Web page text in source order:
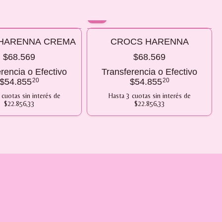
2 O MÁS
CREMA
$68.569
o Efectivo
$54.85520
cuotas sin interés de
$22.856,33
COMPRANDO 2 O MÁS
CROCS HARENNA
$68.569
Transferencia o Efectivo
$54.85520
Hasta 3 cuotas sin interés de
$22.856,33